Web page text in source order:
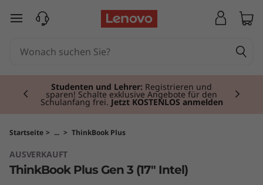
T
B
o
zum Hauptinhalt springen
Studenten und Lehrer: Registrieren und
sparen! Schalte exklusive Angebote für den
Schulanfang frei. Jetzt KOSTENLOS anmelden
Currently displaying item 2 of 3
Startseite > ... > ThinkBook Plus
AUSVERKAUFT
ThinkBook Plus Gen 3 (17" Intel)